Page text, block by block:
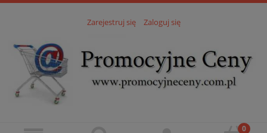
Zarejestruj się Zaloguj się